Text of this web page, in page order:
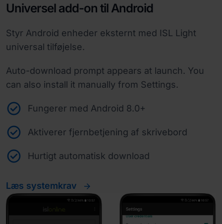
Universel add-on til Android
Styr Android enheder eksternt med ISL Light
universal tilføjelse.
Auto-download prompt appears at launch. You
can also install it manually from Settings.
Fungerer med Android 8.0+
Aktiverer fjernbetjening af skrivebord
Hurtigt automatisk download
Læs systemkrav